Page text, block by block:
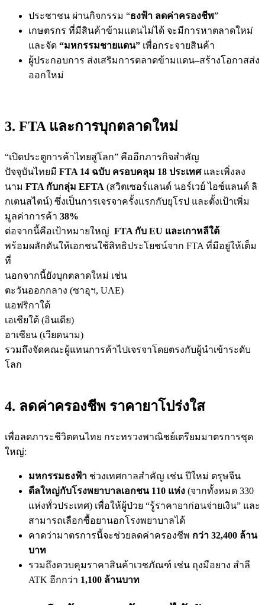
ประชาชน ผ่านกิจกรรม “ธงฟ้า ลดค่าครองชีพ”
เกษตรกร ที่มีสินค้าข้ามแดนไม่ได้ จะมีการหาตลาดใหม่
และจัด “มหกรรมชายแดน” เพื่อกระจายสินค้า
ผู้ประกอบการ ส่งเสริมการตลาดข้ามแดน–สร้างโอกาสส่ง
ออกใหม่
3. FTA และการบุกตลาดใหม่
“เปิดประตูการค้าไทยสู่โลก” คืออีกภารกิจสำคัญ
ปัจจุบันไทยมี FTA 14 ฉบับ ครอบคลุม 18 ประเทศและเพิ่งลง
นาม FTA กับกลุ่ม EFTA (สวิตเซอร์แลนด์ นอร์เวย์ ไอซ์แลนด์ ลิ
กเตนสไตน์) ซึ่งเป็นการเจรจาครั้งแรกกับยุโรป และตั้งเป้าเพิ่ม
มูลค่าการค้า 38%
ต่อจากนี้คือเป้าหมายใหญ่ FTA กับ EU และเกาหลีใต้
พร้อมผลักดันให้เอกชนใช้สิทธิประโยชน์จาก FTA ที่มีอยู่ให้เต็ม
ที่
นอกจากนี้ยังบุกตลาดใหม่ เช่น
ตะวันออกกลาง (ซาอุฯ, UAE)
แอฟริกาใต้
เอเชียใต้ (อินเดีย)
อาเซียน (เวียดนาม)
รวมถึงจัดคณะผู้แทนการค้าไปเจรจาโดยตรงกับผู้นำเข้าระดับ
โลก
4. ลดค่าครองชีพ ราคายาโปร่งใส
เพื่อลดภาระชีวิตคนไทย กระทรวงพาณิชย์เตรียมมาตรการชุด
ใหญ่:
มหกรรมธงฟ้า ช่วงเทศกาลสำคัญ เช่น ปีใหม่ ตรุษจีน
ดีลใหญ่กับโรงพยาบาลเอกชน 110 แห่ง (จากทั้งหมด 330
แห่งทั่วประเทศ) เพื่อให้ผู้ป่วย “รู้ราคายาก่อนจ่ายเงิน” และ
สามารถเลือกซื้อยานอกโรงพยาบาลได้
คาดว่ามาตรการนี้จะช่วยลดค่าครองชีพ กว่า 32,400 ล้าน
บาท
รวมถึงควบคุมราคาสินค้าเวชภัณฑ์ เช่น ถุงมือยาง สำลี
ATK อีกกว่า 1,100 ล้านบาท